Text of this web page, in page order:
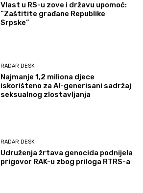
Vlast u RS-u zove i državu upomoć:
“Zaštitite građane Republike
Srpske”
RADAR DESK
Najmanje 1,2 miliona djece
iskorišteno za AI-generisani sadržaj
seksualnog zlostavljanja
RADAR DESK
Udruženja žrtava genocida podnijela
prigovor RAK-u zbog priloga RTRS-a